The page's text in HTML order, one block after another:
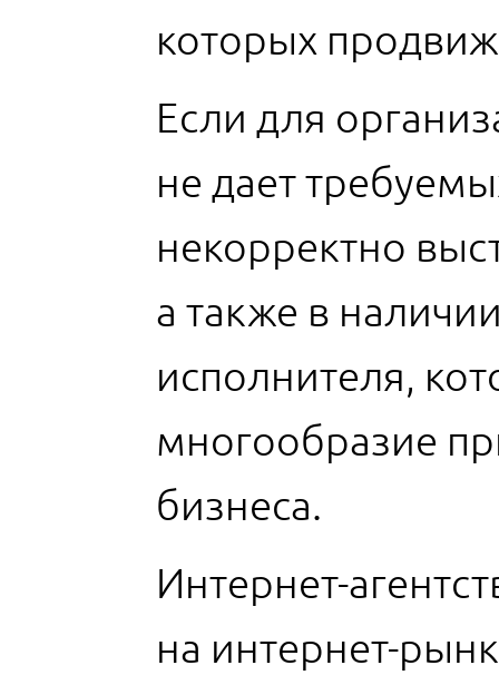
которых
Если для
не дает
некорректно
а также в
исполнителя,
многообразие
бизнеса.
Интернет-
на интернет-